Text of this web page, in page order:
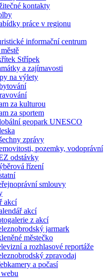
kontakty
práce v regionu
informační centrum
Střípek
a zajímavosti
na výlety
za kulturou
za sportem
geopark UNESCO
zprávy
pozemky, vodoprávní
odstávky
řízení
smlouvy
akcí
akcí
z akcí
jarmark
městečko
a rozhlasové reportáže
zpravodaj
a počasí